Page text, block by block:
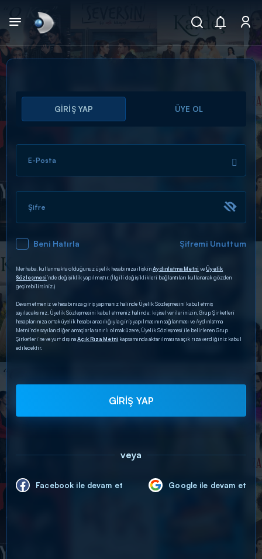
Arama
ARAMA SONUÇLARI
DİĞER SONUÇLAR
GİRİŞ YAP ÜYE OL
E-Posta
Şifre
Beni Hatırla Şifremi Unuttum
Merhaba, kullanmakta olduğunuz üyelik hesabınıza ilişkinAydınlatma Metni veÜyelik
Sözleşmesi’nde değişiklik yapılmıştır. (İlgili değişiklikleri bağlantıları kullanarak gözden
geçirebilirsiniz.)
Devam etmeniz ve hesabınıza giriş yapmanız halinde Üyelik Sözleşmesini kabul etmiş
sayılacaksınız. Üyelik Sözleşmesini kabul etmeniz halinde; kişisel verilerinizin, Grup Şirketleri
hesaplarınıza ortak üyelik hesabı aracılığıyla giriş yapılmasının sağlanması ve Aydınlatma
Metni’nde sayılan diğer amaçlarla sınırlı olmak üzere, Üyelik Sözleşmesi ile belirlenen Grup
Şirketleri’ne ve yurt dışınaAçık Rıza Metni kapsamında aktarılmasına açık rıza verdiğiniz kabul
edilecektir.
GİRİŞ YAP
veya
Facebook ile devam et Google ile devam et